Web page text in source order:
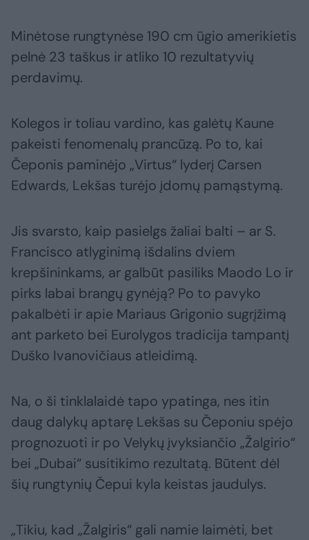
Minėtose rungtynėse 190 cm ūgio amerikietis
pelnė 23 taškus ir atliko 10 rezultatyvių
perdavimų.
Kolegos ir toliau vardino, kas galėtų Kaune
pakeisti fenomenalų prancūzą. Po to, kai
Čeponis paminėjo „Virtus“ lyderį Carsen
Edwards, Lekšas turėjo įdomų pamąstymą.
Jis svarsto, kaip pasielgs žaliai balti – ar S.
Francisco atlyginimą išdalins dviem
krepšininkams, ar galbūt pasiliks Maodo Lo ir
pirks labai brangų gynėją? Po to pavyko
pakalbėti ir apie Mariaus Grigonio sugrįžimą
ant parketo bei Eurolygos tradicija tampantį
Duško Ivanovičiaus atleidimą.
Na, o ši tinklalaidė tapo ypatinga, nes itin
daug dalykų aptarę Lekšas su Čeponiu spėjo
prognozuoti ir po Velykų įvyksiančio „Žalgirio“
bei „Dubai“ susitikimo rezultatą. Būtent dėl
šių rungtynių Čepui kyla keistas jaudulys.
„Tikiu, kad „Žalgiris“ gali namie laimėti, bet